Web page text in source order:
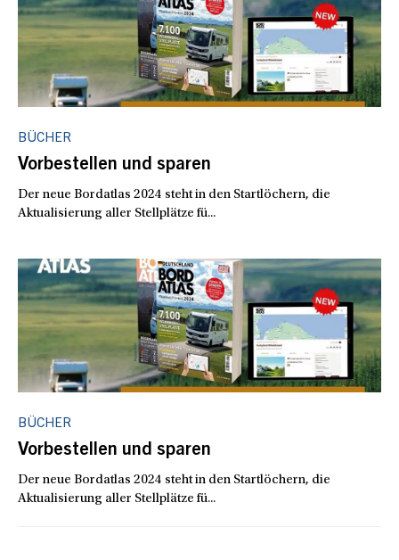
BÜCHER
Vorbestellen und sparen
Der neue Bordatlas 2024 steht in den Startlöchern, die
Aktualisierung aller Stellplätze fü...
BÜCHER
Vorbestellen und sparen
Der neue Bordatlas 2024 steht in den Startlöchern, die
Aktualisierung aller Stellplätze fü...